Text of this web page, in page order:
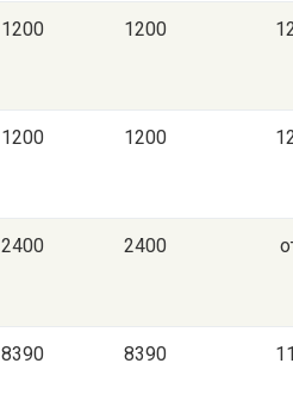
1200 1200
1200 1200
2400 2400
8390 8390